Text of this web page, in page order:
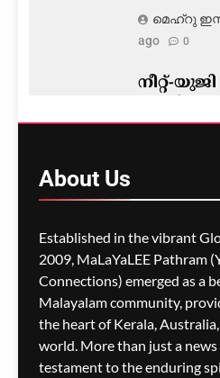
മെഹ്റു
ago
0
നീറ്റ്-
മെഹ്റു
ago
0
വീടുകൾ
28 ആയി
മെഹ്റു
About Us
Established in the vibrant
2009, MaLaYaLEE Pathram
Connections) emerged as a
Malayalam community,
the heart of Kerala,
world. More than just a news
testament to the enduring